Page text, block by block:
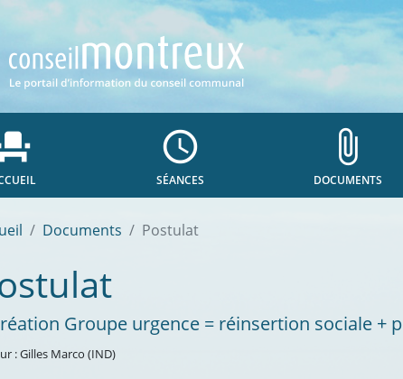
access_time
SÉANCES
attach_file
DOCUMENTS
Documents Postulat
Groupe urgence = réinsertion sociale
: Gilles Marco (IND)